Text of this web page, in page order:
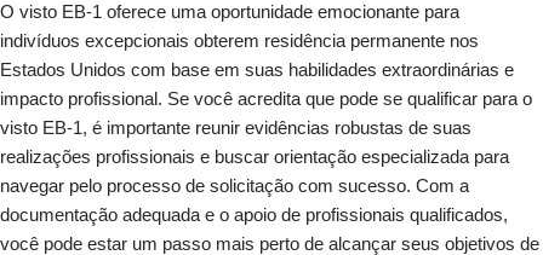
O visto EB-1 oferece uma oportunidade emocionante para
indivíduos excepcionais obterem residência permanente nos
Estados Unidos com base em suas habilidades extraordinárias e
impacto profissional. Se você acredita que pode se qualificar para o
visto EB-1, é importante reunir evidências robustas de suas
realizações profissionais e buscar orientação especializada para
navegar pelo processo de solicitação com sucesso. Com a
documentação adequada e o apoio de profissionais qualificados,
você pode estar um passo mais perto de alcançar seus objetivos de